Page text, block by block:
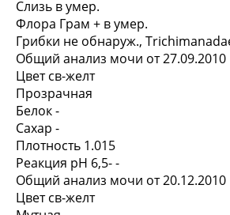
Слизь в умер.
Флора Грам + в умер.
Грибки не обнаруж.,
Общий анализ мочи от 27.09.2010
Цвет св-желт
Прозрачная
Белок -
Сахар -
Плотность 1.015
Реакция pH 6,5- -
Общий анализ мочи от 20.12.2010
Цвет св-желт